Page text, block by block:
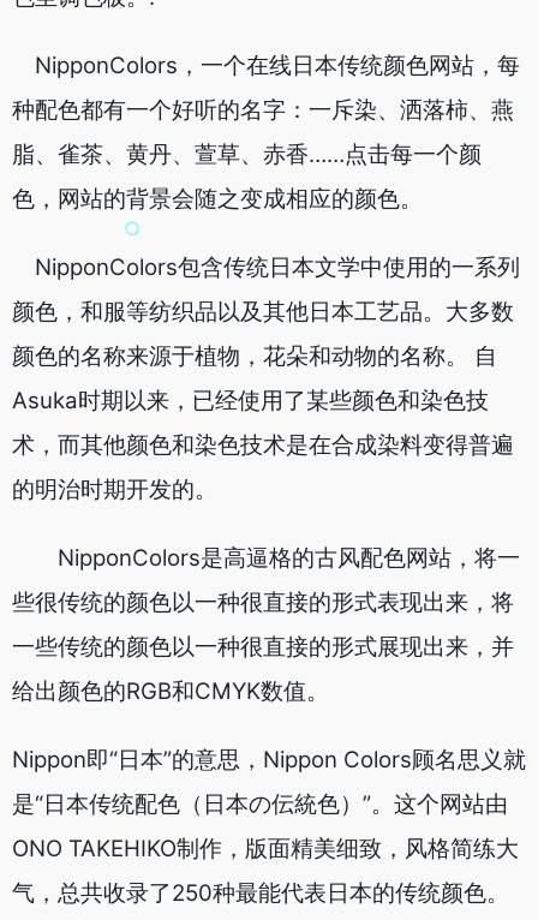
NipponColors，一个在线日本传统颜色网站，每
种配色都有一个好听的名字：一斥染、洒落柿、燕
脂、雀茶、黄丹、萱草、赤香……点击每一个颜
色，网站的背景会随之变成相应的颜色。
NipponColors包含传统日本文学中使用的一系列
颜色，和服等纺织品以及其他日本工艺品。大多数
颜色的名称来源于植物，花朵和动物的名称。 自
Asuka时期以来，已经使用了某些颜色和染色技
术，而其他颜色和染色技术是在合成染料变得普遍
的明治时期开发的。
NipponColors是高逼格的古风配色网站，将一
些很传统的颜色以一种很直接的形式表现出来，将
一些传统的颜色以一种很直接的形式展现出来，并
给出颜色的RGB和CMYK数值。
Nippon即“日本”的意思，Nippon Colors顾名思义就
是“日本传统配色（日本の伝統色）”。这个网站由
ONO TAKEHIKO制作，版面精美细致，风格简练大
气，总共收录了250种最能代表日本的传统颜色。